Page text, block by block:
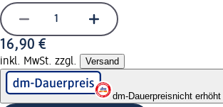
16,90 €
inkl. MwSt. zzgl. Versand
dm-Dauerpreisnicht